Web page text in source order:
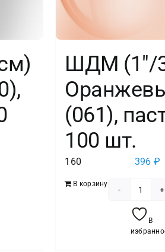
ШДМ (1″/
(061),
100 шт.
160 396 ₽
В корзину
ШДМ
В